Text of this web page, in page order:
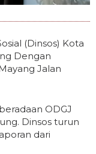
(Dinsos) Kota
Dengan
Jalan
ODGJ
Dinsos turun
dari